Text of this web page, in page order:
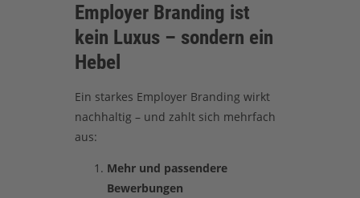
Employer Branding ist
kein Luxus – sondern ein
Hebel
Ein starkes Employer Branding wirkt
nachhaltig – und zahlt sich mehrfach
aus:
Mehr und passendere
Bewerbungen